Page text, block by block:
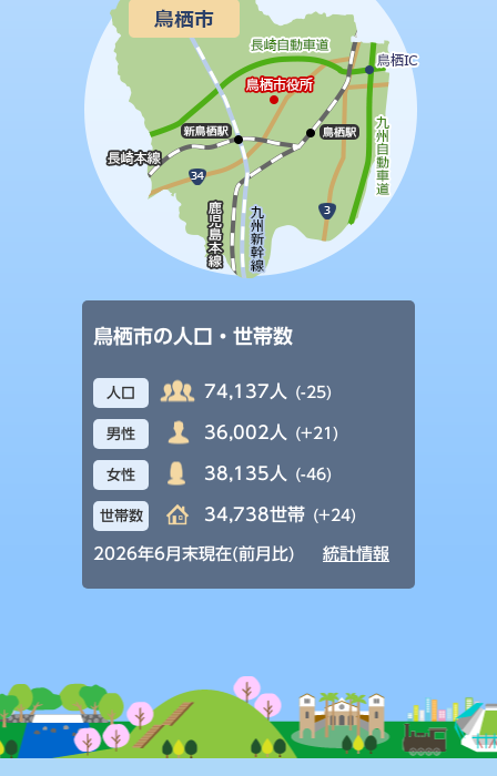
鳥栖市の人口・世帯数
人口 74,137人 (-25)
男性 36,002人 (+21)
女性 38,135人 (-46)
世帯数 34,738世帯 (+24)
2026年6月末現在(前月比) 統計情報